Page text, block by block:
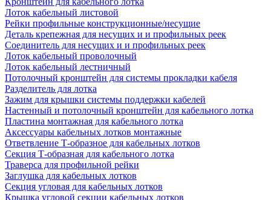
Лоток кабельный листовой
Рейки профильные конструкционные/несущие
Деталь крепежная для несущих и и профильных реек
Соединитель для несущих и и профильных реек
Лоток кабельный проволочный
Лоток кабельный лестничный
Потолочный кронштейн для системы прокладки кабеля
Разделитель для лотка
Зажим для крышки системы поддержки кабелей
Настенный и потолочный кронштейн для кабельного лотка
Пластина монтажная для кабельного лотка
Аксессуары кабельных лотков монтажные
Ответвление Т-образное для кабельных лотков
Секция Т-образная для кабельного лотка
Траверса для профильной рейки
Заглушка для кабельных лотков
Секция угловая для кабельных лотков
Крышка угловой секции кабельных лотков